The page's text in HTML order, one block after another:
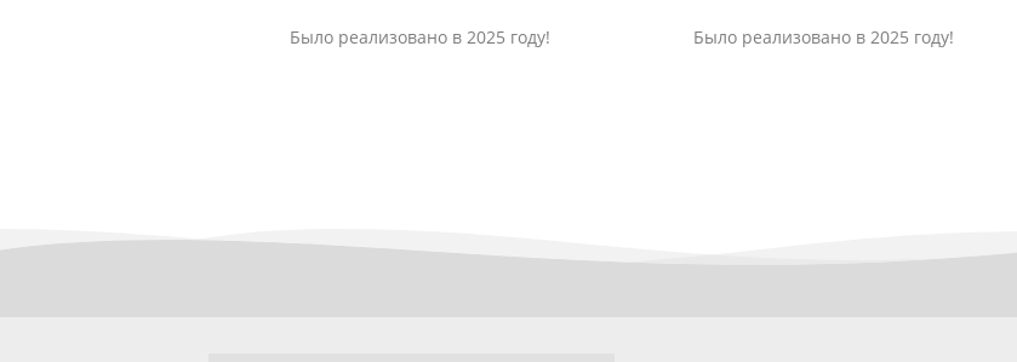
Было реализовано в 2025 году! Было реализовано в 2025 году!